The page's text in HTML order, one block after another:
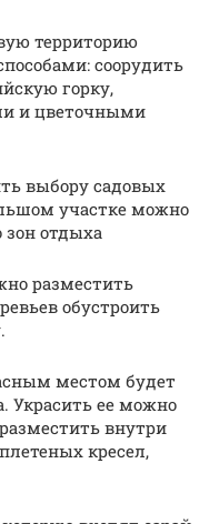
территорию
соорудить
горку,
и цветочными
выбору садовых
участке можно
зон отдыха
разместить
обустроить
местом будет
Украсить ее можно
внутри
кресел,